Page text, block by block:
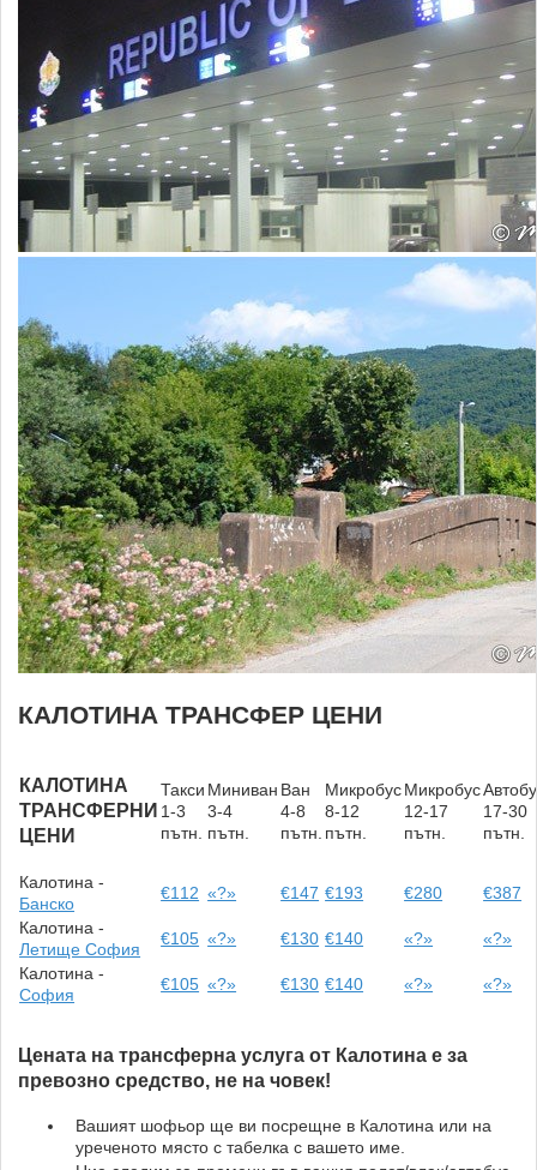
КАЛОТИНА ТРАНСФЕР ЦЕНИ
КАЛОТИНА
ТРАНСФЕРНИ
ЦЕНИ
Такси
1-3
пътн.
Миниван
3-4
пътн.
Ван
4-8
пътн.
Микробус
8-12
пътн.
Микробус
12-17
пътн.
17-30
пътн.
Калотина -
Банско
€112 «?» €147 €193 €280
€387
Калотина -
Летище София
€105 «?» €130 €140 «?»
«?»
Калотина -
София
€105 «?» €130 €140 «?» «?»
Цената на трансферна услуга от Калотина е за
превозно средство, не на човек!
Вашият шофьор ще ви посрещне в Калотина или на
уреченото място с табелка с вашето име.